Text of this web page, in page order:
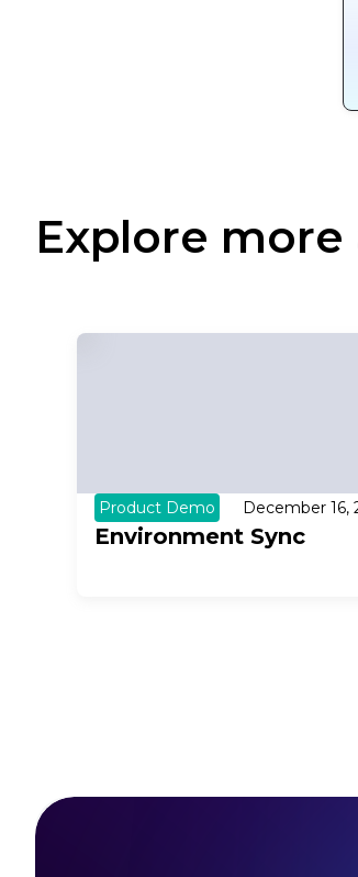
Explore
Product Demo December 16,
Environment Sync